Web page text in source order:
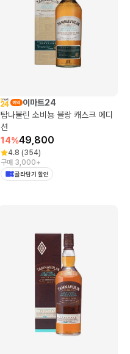
이마트24
탐나불린 소비뇽 블랑 캐스크 에디
션
14%49,800
4.8 (354)
구매 3,000+
골라담기 할인